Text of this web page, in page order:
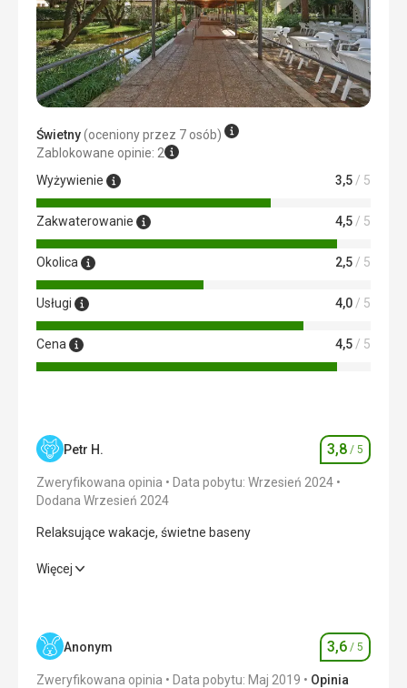
Świetny(oceniony przez 7 osób)
Zablokowane opinie: 2
Wyżywienie
3,5 / 5
Zakwaterowanie 4,5 / 5
Okolica 2,5 / 5
Usługi 4,0 / 5
Cena 4,5 / 5
Petr H. Ocena
3,8 / 5
Zweryfikowana opinia
Data pobytu: Wrzesień 2024
Dodana Wrzesień 2024
Relaksujące wakacje, świetne baseny
Relaksujące wakacje, świetne baseny
Zakwaterowanie 4,0/ 5
Okolica 2,0
Więcej
Anonym Ocena
3,6 / 5
Zweryfikowana opinia Data pobytu: Maj 2019
Opinia